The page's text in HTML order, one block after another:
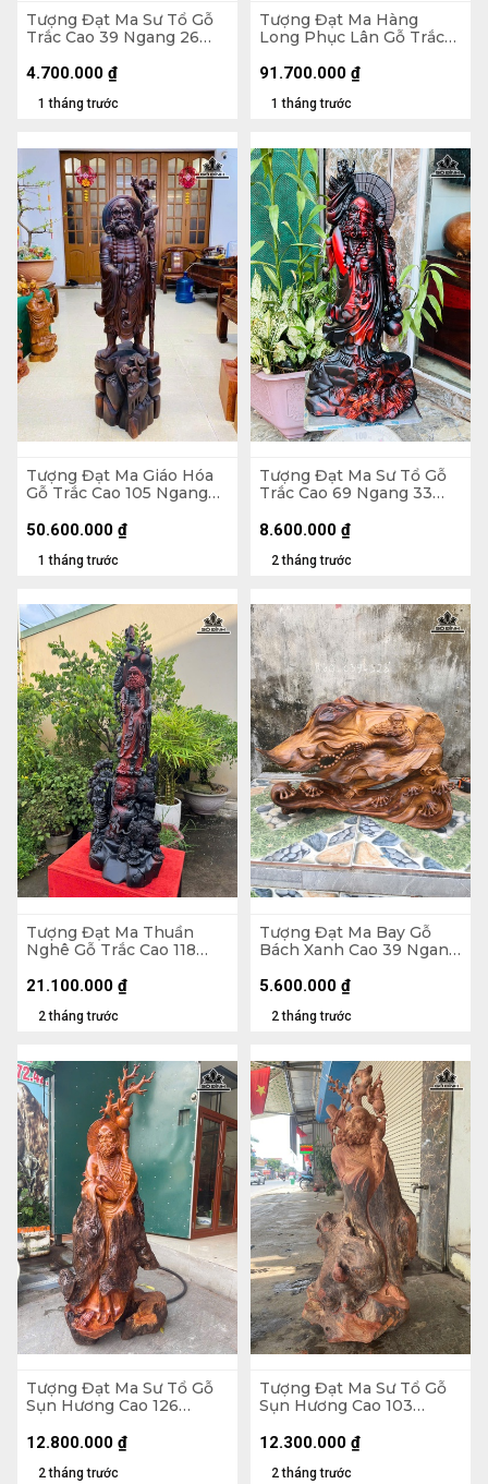
Tượng Đạt Ma Sư Tổ Gỗ
Trắc Cao 39 Ngang 26
1 tháng trước
4.700.000 ₫
Tượng Đạt Ma Hàng
Long Phục Lân Gỗ Trắc
(cm)
1 tháng trước
91.700.000 ₫
Tượng Đạt Ma Giáo Hóa
Gỗ Trắc Cao 105 Ngang
1 tháng trước
50.600.000 ₫
Tượng Đạt Ma Sư Tổ Gỗ
Trắc Cao 69 Ngang 33
2 tháng trước
8.600.000 ₫
Tượng Đạt Ma Thuần
Nghê Gỗ Trắc Cao 118
2 tháng trước
21.100.000 ₫
Tượng Đạt Ma Bay Gỗ
Bách Xanh Cao 39 Ngang
2 tháng trước
5.600.000 ₫
Tượng Đạt Ma Sư Tổ Gỗ
Sụn Hương Cao 126
2 tháng trước
12.800.000 ₫
Tượng Đạt Ma Sư Tổ Gỗ
Sụn Hương Cao 103
2 tháng trước
12.300.000 ₫